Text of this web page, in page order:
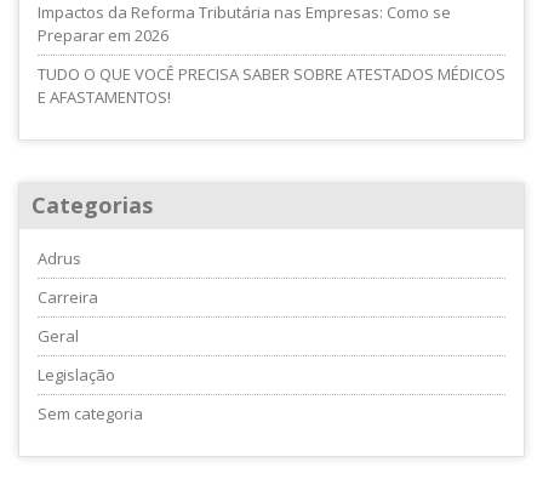
Impactos da Reforma Tributária nas Empresas: Como se
Preparar em 2026
TUDO O QUE VOCÊ PRECISA SABER SOBRE ATESTADOS MÉDICOS
E AFASTAMENTOS!
Categorias
Adrus
Carreira
Geral
Legislação
Sem categoria